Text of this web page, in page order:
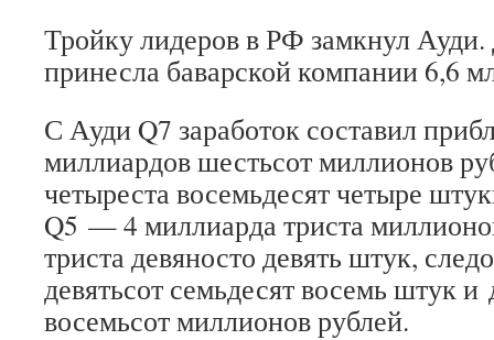
Тройку лидеров в РФ замкнул
принесла баварской компании 6,6
С Ауди Q7 заработок составил
миллиардов шестьсот миллионов
четыреста восемьдесят четыре
Q5 — 4 миллиарда триста
триста девяносто девять штук,
девятьсот семьдесят восемь штук
восемьсот миллионов рублей.